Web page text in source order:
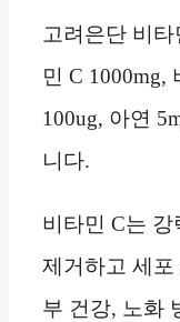
고려은단 비
민 C 1000mg,
100ug, 아연
니다.
비타민 C는
제거하고 세포
부 건강, 노화